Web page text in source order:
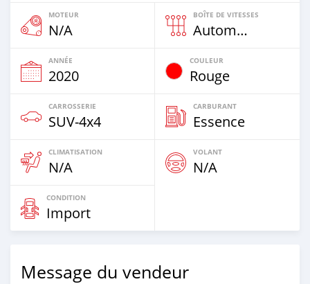
MOTEUR
N/A
BOÎTE DE VITESSES
Automatique
ANNÉE
2020
COULEUR
Rouge
CARROSSERIE
SUV‒4x4
CARBURANT
Essence
CLIMATISATION
N/A
VOLANT
N/A
CONDITION
Import
Message du vendeur